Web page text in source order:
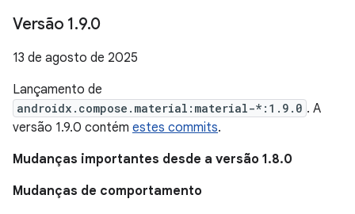
Versão 1.9.0
13 de agosto de 2025
Lançamento de
androidx.compose.material:material-*:1.9.0 . A
versão 1.9.0 contém estes commits.
Mudanças importantes desde a versão 1.8.0
Mudanças de comportamento